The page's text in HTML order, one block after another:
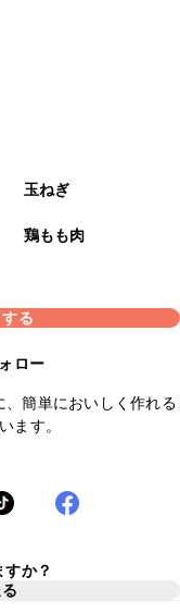
玉ねぎ
鶏もも肉
る
ロー
、簡単においしく作れる
ます。
か？